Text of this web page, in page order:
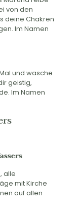
von den
deine Chakren
Im Namen
und wasche
geistig,
Im Namen
alle
mit Kirche
auf allen